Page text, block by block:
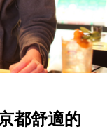
都舒適的